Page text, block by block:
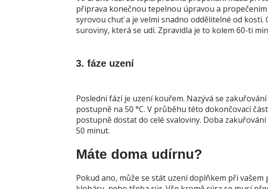
příprava konečnou tepelnou úpravou a
syrovou chuť a je velmi snadno oddělitelné od
suroviny, která se udí. Zpravidla je to kolem 60-ti
3. fáze uzení
Poslední fází je uzení kouřem. Nazývá se
postupně na 50 °C. V průběhu této dokončovací
postupně dostat do celé svaloviny. Doba
50 minut.
Máte doma udírnu?
Pokud ano, může se stát uzení doplňkem při vašem